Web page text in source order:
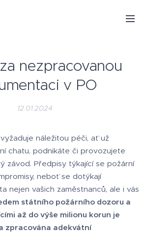
nezpracovanou
v PO
12.01.2024
náležitou péči, ať už
chatu, podnikáte či provozujete
závod. Předpisy týkající se požární
neboť se dotýkají
nejen vašich zaměstnanců, ale i vás
státního požárního dozoru a
až do výše milionu korun je
zpracována adekvátní